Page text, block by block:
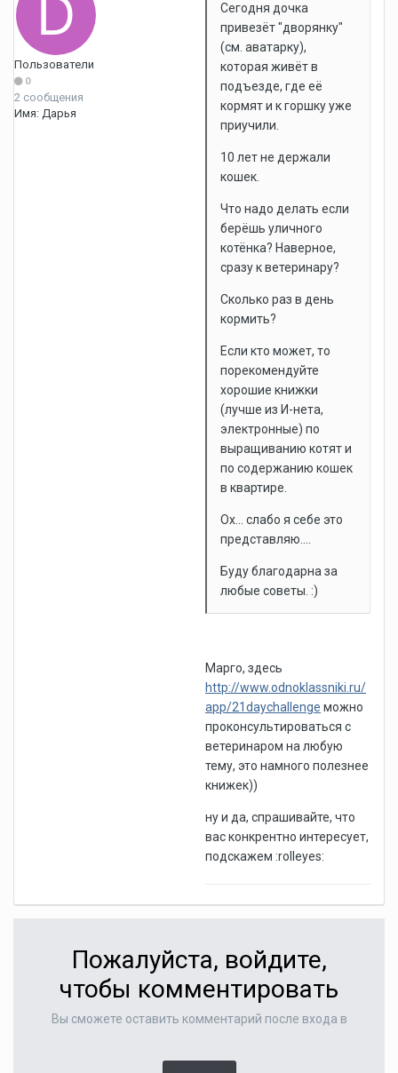
Пользователи
0
2 сообщения
Имя: Дарья
Сегодня дочка
привезёт "дворянку"
(см. аватарку),
которая живёт в
подъезде, где её
кормят и к горшку уже
приучили.
10 лет не держали
кошек.
Что надо делать если
берёшь уличного
котёнка? Наверное,
сразу к ветеринару?
Сколько раз в день
кормить?
Если кто может, то
порекомендуйте
хорошие книжки
(лучше из И-нета,
электронные) по
выращиванию котят и
по содержанию кошек
в квартире.
Ох... слабо я себе это
представляю....
Буду благодарна за
любые советы. :)
Марго, здесь
http://www.odnoklassniki.ru/
app/21daychallenge можно
проконсультироваться с
ветеринаром на любую
тему, это намного полезнее
книжек))
ну и да, спрашивайте, что
вас конкрентно интересует,
подскажем :rolleyes:
Пожалуйста, войдите,
чтобы комментировать
Вы сможете оставить комментарий после входа в